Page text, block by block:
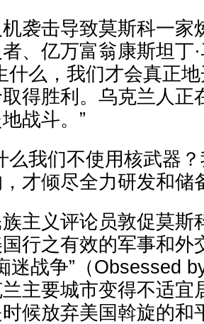
袭击导致莫斯科一家
、亿万富翁康斯坦丁
什么，我们才会真正
得胜利。乌克兰人正
战斗。”
么我们不使用核武器
才倾尽全力研发和储
主义评论员敦促莫斯
行之有效的军事和外
迷战争”（Obsessed
主要城市变得不适宜
候放弃美国斡旋的和